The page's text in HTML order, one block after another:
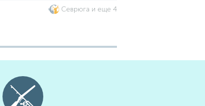
Севрюга и еще 4